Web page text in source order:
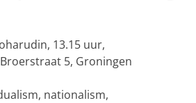
13.15 uur,
5, Groningen
nationalism,